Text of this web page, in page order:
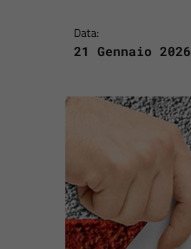
Data:
21 Gennaio 2026